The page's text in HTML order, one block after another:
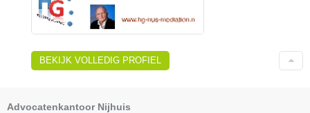
BEKIJK VOLLEDIG PROFIEL
Advocatenkantoor Nijhuis